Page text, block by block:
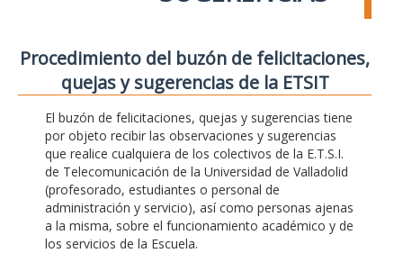
Procedimiento del buzón de felicitaciones,
quejas y sugerencias de la ETSIT
El buzón de felicitaciones, quejas y sugerencias tiene
por objeto recibir las observaciones y sugerencias
que realice cualquiera de los colectivos de la E.T.S.I.
de Telecomunicación de la Universidad de Valladolid
(profesorado, estudiantes o personal de
administración y servicio), así como personas ajenas
a la misma, sobre el funcionamiento académico y de
los servicios de la Escuela.